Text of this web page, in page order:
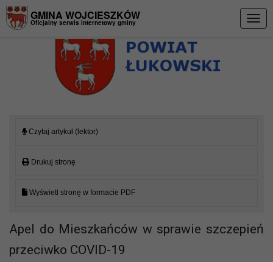
GMINA WOJCIESZKÓW
Oficjalny serwis internetowy gminy
Czytaj artykuł (lektor)
Drukuj stronę
Wyświetl stronę w formacie PDF
Apel do Mieszkańców w sprawie szczepień
przeciwko COVID-19